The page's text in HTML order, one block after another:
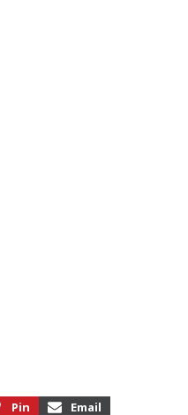
Pin
Email